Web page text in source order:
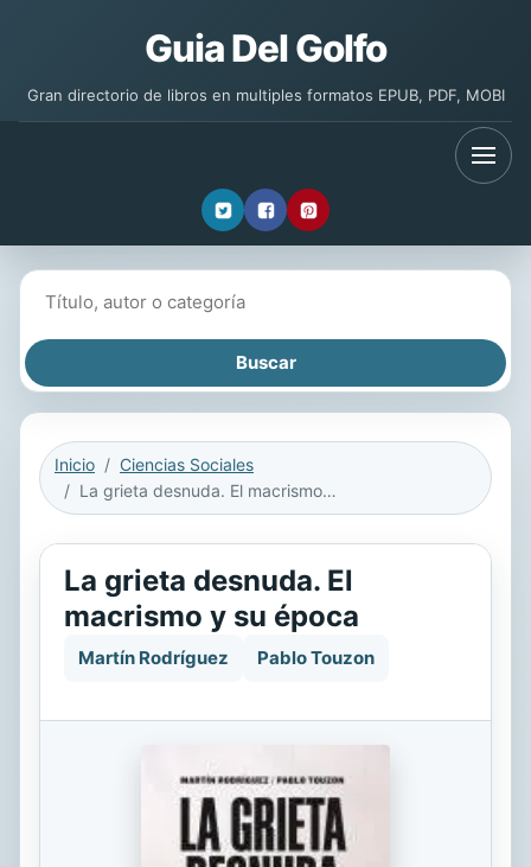
Guia Del Golfo
Gran directorio de libros en multiples formatos EPUB, PDF, MOBI
Inicio
Ciencias Sociales
La grieta desnuda. El macrismo y su época
La grieta desnuda. El
macrismo y su época
Martín Rodríguez Pablo Touzon